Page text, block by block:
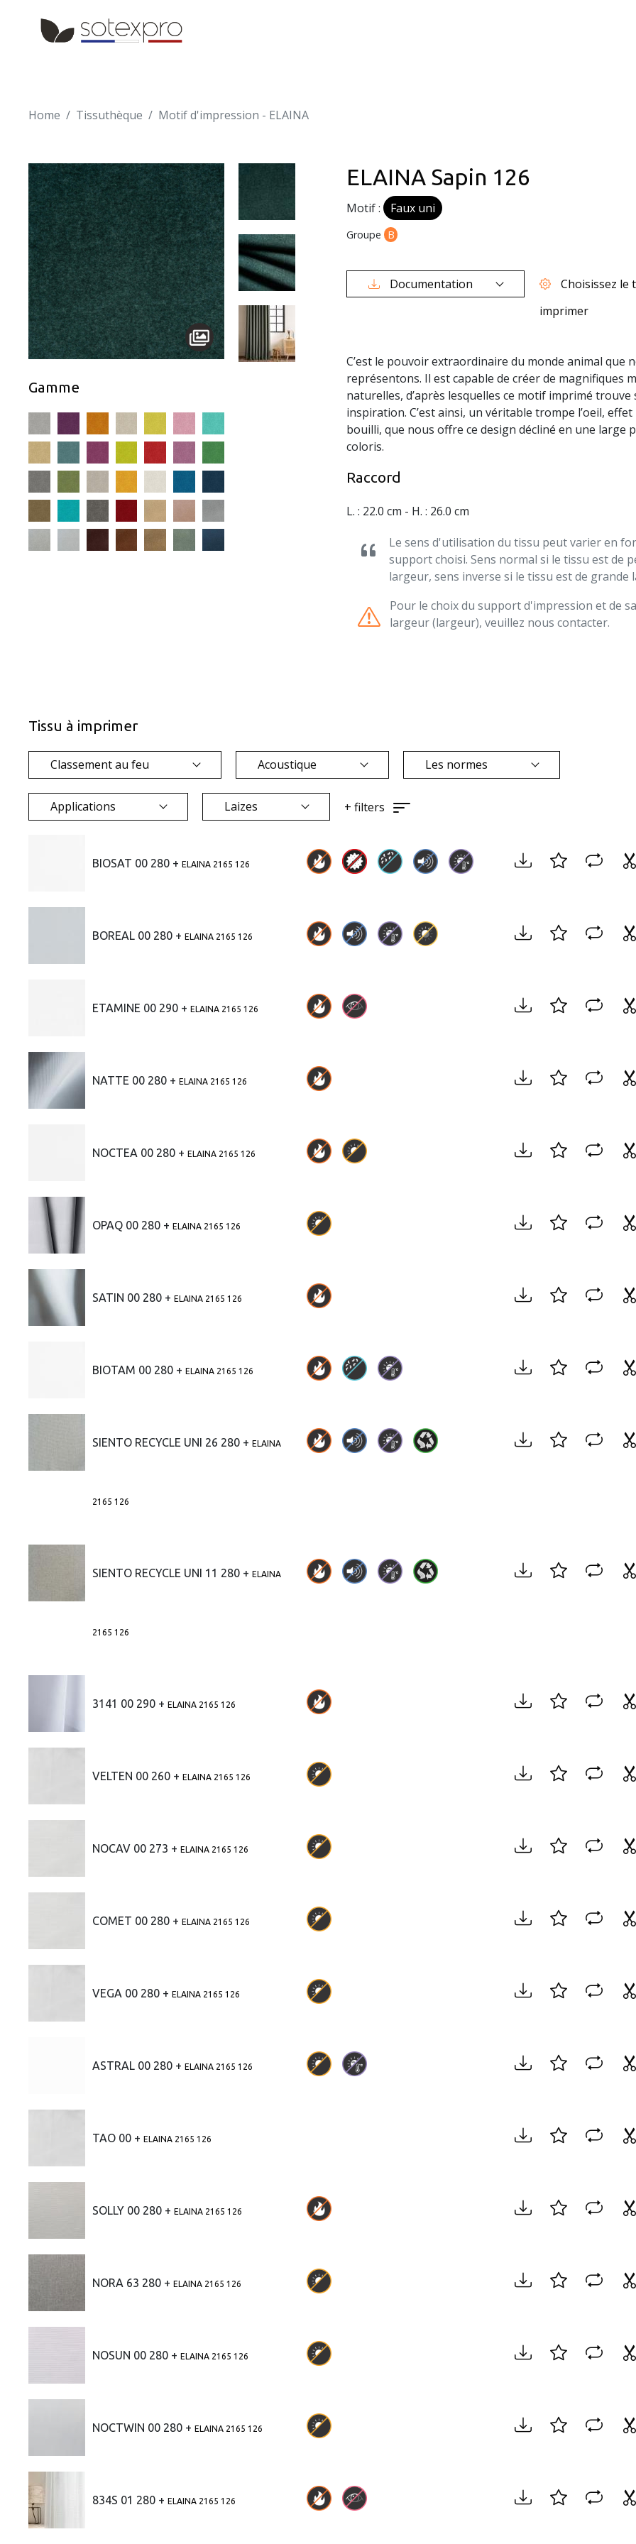
Skip to main content
Home Tissuthèque Motif d'impression - ELAINA
Gamme
ELAINA Sapin 126
Motif : Faux uni
Groupe B
Documentation
Choisissez le
imprimer
C’est le pouvoir extraordinaire du monde animal que
représentons. Il est capable de créer de magnifiques
naturelles, d’après lesquelles ce motif imprimé trouve
inspiration. C’est ainsi, un véritable trompe l’oeil, effet
bouilli, que nous offre ce design décliné en une large
coloris.
Raccord
L. : 22.0 cm - H. : 26.0 cm
Le sens d'utilisation du tissu peut varier en
support choisi. Sens normal si le tissu est de
largeur, sens inverse si le tissu est de grande
Pour le choix du support d'impression et de sa
largeur (largeur), veuillez nous contacter.
Tissu à imprimer
Classement au feu Acoustique Les normes
Applications Laizes + filters
BIOSAT 00 280 + ELAINA 2165 126
BOREAL 00 280 + ELAINA 2165 126
ETAMINE 00 290 + ELAINA 2165 126
NATTE 00 280 + ELAINA 2165 126
NOCTEA 00 280 + ELAINA 2165 126
OPAQ 00 280 + ELAINA 2165 126
SATIN 00 280 + ELAINA 2165 126
BIOTAM 00 280 + ELAINA 2165 126
SIENTO RECYCLE UNI 26 280 + ELAINA
2165 126
SIENTO RECYCLE UNI 11 280 + ELAINA
2165 126
3141 00 290 + ELAINA 2165 126
VELTEN 00 260 + ELAINA 2165 126
NOCAV 00 273 + ELAINA 2165 126
COMET 00 280 + ELAINA 2165 126
VEGA 00 280 + ELAINA 2165 126
ASTRAL 00 280 + ELAINA 2165 126
TAO 00 + ELAINA 2165 126
SOLLY 00 280 + ELAINA 2165 126
NORA 63 280 + ELAINA 2165 126
NOSUN 00 280 + ELAINA 2165 126
NOCTWIN 00 280 + ELAINA 2165 126
834S 01 280 + ELAINA 2165 126